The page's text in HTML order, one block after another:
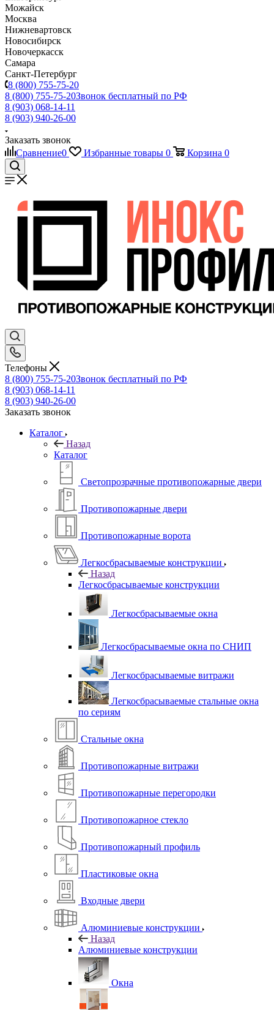
Можайск
Москва
Нижневартовск
Новосибирск
Новочеркасск
Самара
Санкт-Петербург
8 (800) 755-75-20
8 (800) 755-75-20Звонок бесплатный по РФ
8 (903) 068-14-11
8 (903) 940-26-00
Заказать звонок
Сравнение0 Избранные товары 0 Корзина 0
Телефоны
8 (800) 755-75-20Звонок бесплатный по РФ
8 (903) 068-14-11
8 (903) 940-26-00
Заказать звонок
Каталог
Назад
Каталог
Светопрозрачные противопожарные двери
Противопожарные двери
Противопожарные ворота
Легкосбрасываемые конструкции
Назад
Легкосбрасываемые конструкции
Легкосбрасываемые окна
Легкосбрасываемые окна по СНИП
Легкосбрасываемые витражи
Легкосбрасываемые стальные окна
по сериям
Стальные окна
Противопожарные витражи
Противопожарные перегородки
Противопожарное стекло
Противопожарный профиль
Пластиковые окна
Входные двери
Алюминиевые конструкции
Назад
Алюминиевые конструкции
Окна